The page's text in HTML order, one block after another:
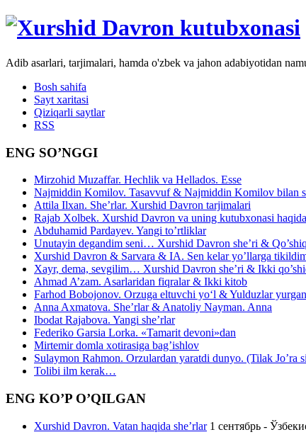
Adib asarlari, tarjimalari, hamda o'zbek va jahon adabiyotidan
Bosh sahifa
Sayt xaritasi
Qiziqarli saytlar
RSS
ENG SO’NGGI
Mirzohid Muzaffar. Hechlik va Hellados. Esse
Najmiddin Komilov. Tasavvuf & Najmiddin Komilov bilan
Attila Ilxan. She’rlar. Xurshid Davron tarjimalari
Rajab Xolbek. Xurshid Davron va uning kutubxonasi haqida
Abduhamid Pardayev. Yangi to’rtliklar
Unutayin degandim seni… Xurshid Davron she’ri & Qo’shiq
Xurshid Davron & Sarvara & IA. Sen kelar yo’llarga
Xayr, dema, sevgilim… Xurshid Davron she’ri & Ikki
Ahmad A’zam. Asarlaridan fiqralar & Ikki kitob
Farhod Bobojonov. Orzuga eltuvchi yo‘l & Yulduzlar
Anna Axmatova. She’rlar & Anatoliy Nayman. Anna
Ibodat Rajabova. Yangi she’rlar
Federiko Garsia Lorka. «Tamarit devoni»dan
Mirtemir domla xotirasiga bag’ishlov
Sulaymon Rahmon. Orzulardan yaratdi dunyo. (Tilak Jo’ra
Tolibi ilm kerak…
ENG KO’P O’QILGAN
Xurshid Davron. Vatan haqida she’rlar1 сентябрь -